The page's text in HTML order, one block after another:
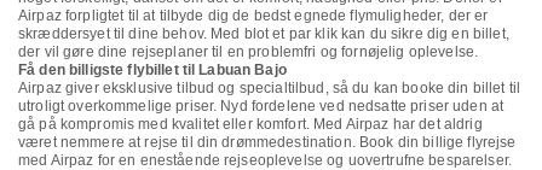
Airpaz forpligtet til at tilbyde dig de bedst egnede flymuligheder, der er
skræddersyet til dine behov. Med blot et par klik kan du sikre dig en billet,
der vil gøre dine rejseplaner til en problemfri og fornøjelig oplevelse.
Få den billigste flybillet til Labuan Bajo
Airpaz giver eksklusive tilbud og specialtilbud, så du kan booke din billet til
utroligt overkommelige priser. Nyd fordelene ved nedsatte priser uden at
gå på kompromis med kvalitet eller komfort. Med Airpaz har det aldrig
været nemmere at rejse til din drømmedestination. Book din billige flyrejse
med Airpaz for en enestående rejseoplevelse og uovertrufne besparelser.